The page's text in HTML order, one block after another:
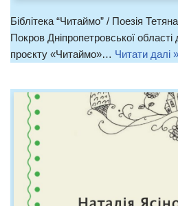
Біблітека “Читаймо” / Поезія
Покров Дніпропетровської
проєкту «Читаймо»… Читати далі »